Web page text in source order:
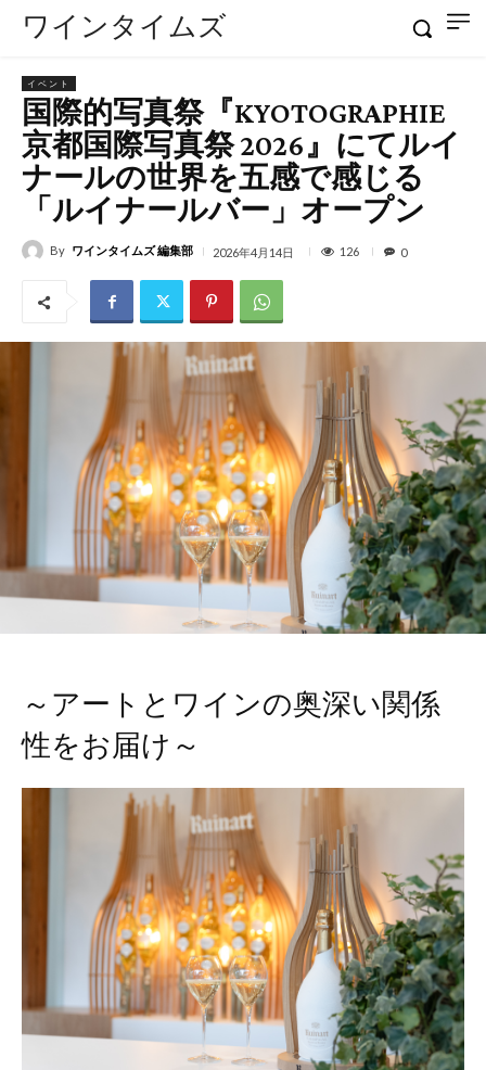
ワインタイムズ
イベント
国際的写真祭『KYOTOGRAPHIE
京都国際写真祭 2026』にてルイ
ナールの世界を五感で感じる
「ルイナールバー」オープン
By ワインタイムズ 編集部 2026年4月14日 126 0
～アートとワインの奥深い関係
性をお届け～